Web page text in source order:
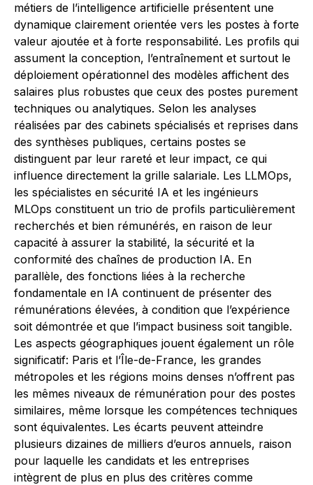
métiers de l’intelligence artificielle présentent une
dynamique clairement orientée vers les postes à forte
valeur ajoutée et à forte responsabilité. Les profils qui
assument la conception, l’entraînement et surtout le
déploiement opérationnel des modèles affichent des
salaires plus robustes que ceux des postes purement
techniques ou analytiques. Selon les analyses
réalisées par des cabinets spécialisés et reprises dans
des synthèses publiques, certains postes se
distinguent par leur rareté et leur impact, ce qui
influence directement la grille salariale. Les LLMOps,
les spécialistes en sécurité IA et les ingénieurs
MLOps constituent un trio de profils particulièrement
recherchés et bien rémunérés, en raison de leur
capacité à assurer la stabilité, la sécurité et la
conformité des chaînes de production IA. En
parallèle, des fonctions liées à la recherche
fondamentale en IA continuent de présenter des
rémunérations élevées, à condition que l’expérience
soit démontrée et que l’impact business soit tangible.
Les aspects géographiques jouent également un rôle
significatif: Paris et l’Île-de-France, les grandes
métropoles et les régions moins denses n’offrent pas
les mêmes niveaux de rémunération pour des postes
similaires, même lorsque les compétences techniques
sont équivalentes. Les écarts peuvent atteindre
plusieurs dizaines de milliers d’euros annuels, raison
pour laquelle les candidats et les entreprises
intègrent de plus en plus des critères comme